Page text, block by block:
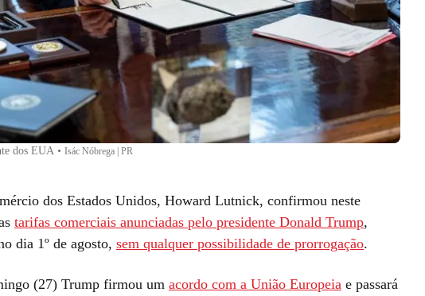
dos EUA • Isác Nóbrega | PR
dos Estados Unidos, Howard Lutnick, confirmou neste
tarifas comerciais anunciadas pelo presidente Donald Trump,
dia 1º de agosto, sem qualquer possibilidade de prorrogação.
(27) Trump firmou um acordo com a União Europeia e passará